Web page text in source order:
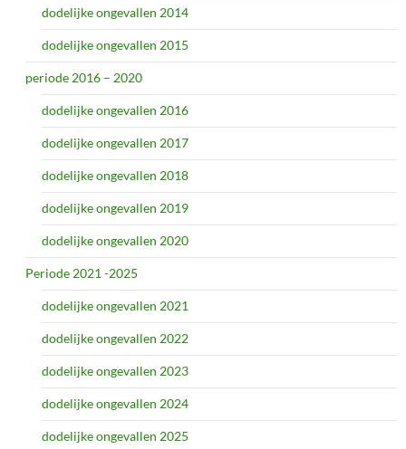
dodelijke ongevallen 2014
dodelijke ongevallen 2015
periode 2016 – 2020
dodelijke ongevallen 2016
dodelijke ongevallen 2017
dodelijke ongevallen 2018
dodelijke ongevallen 2019
dodelijke ongevallen 2020
Periode 2021 -2025
dodelijke ongevallen 2021
dodelijke ongevallen 2022
dodelijke ongevallen 2023
dodelijke ongevallen 2024
dodelijke ongevallen 2025